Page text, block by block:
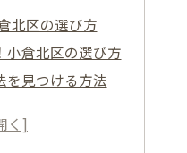
北区の選び方
小倉北区の選び方
を見つける方法
整体の選び方